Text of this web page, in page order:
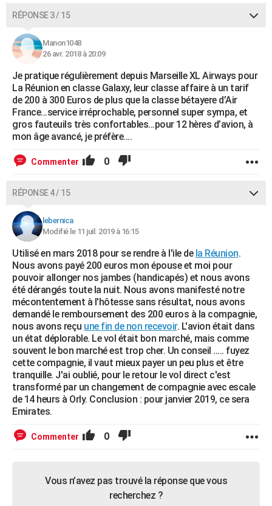
RÉPONSE 3 / 15
Manon1048
26 avr. 2018 à 20:09
Je pratique régulièrement depuis Marseille XL Airways pour
La Réunion en classe Galaxy, leur classe affaire à un tarif
de 200 à 300 Euros de plus que la classe bétayere d’Air
France...service irréprochable, personnel super sympa, et
gros fauteuils très confortables...pour 12 hères d’avion, à
mon âge avancé, je préfère....
Commenter 0
RÉPONSE 4 / 15
lebernica
Modifié le 11 juil. 2019 à 16:15
Utilisé en mars 2018 pour se rendre à l'ile de la Réunion.
Nous avons payé 200 euros mon épouse et moi pour
pouvoir allonger nos jambes (handicapés) et nous avons
été dérangés toute la nuit. Nous avons manifesté notre
mécontentement à l'hôtesse sans résultat, nous avons
demandé le remboursement des 200 euros à la compagnie,
nous avons reçu une fin de non recevoir. L'avion était dans
un état déplorable. Le vol était bon marché, mais comme
souvent le bon marché est trop cher. Un conseil ..... fuyez
cette compagnie, il vaut mieux payer un peu plus et être
tranquille. J'ai oublié, pour le retour le vol direct c'est
transformé par un changement de compagnie avec escale
de 14 heurs à Orly. Conclusion : pour janvier 2019, ce sera
Emirates.
Commenter 0
Vous n’avez pas trouvé la réponse que vous
recherchez ?